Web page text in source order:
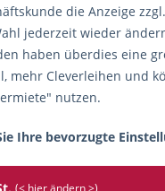
Feinschreiber rot (88/40)
die Anzeige
jederzeit wieder
haben überdies eine
mehr Cleverleihen und
nutzen.
Ihre bevorzugte
(< hier ändern >)